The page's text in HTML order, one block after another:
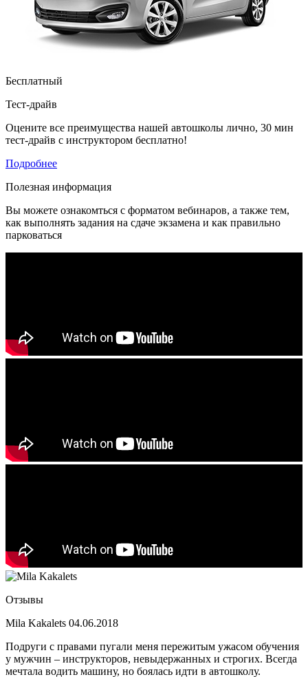
Бесплатный
Тест-драйв
Оцените все преимущества нашей автошколы лично, 30 мин
тест-драйв с инструктором бесплатно!
Подробнее
Полезная информация
Вы можете ознакомться с форматом вебинаров, а также тем,
как выполнять задания на сдаче экзамена и как правильно
парковаться
Отзывы
Mila Kakalets 04.06.2018
Подруги с правами пугали меня пережитым ужасом обучения
у мужчин – инструкторов, невыдержанных и строгих. Всегда
мечтала водить машину, но боялась идти в автошколу.